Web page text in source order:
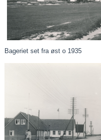
Bageriet set fra øst o 1935